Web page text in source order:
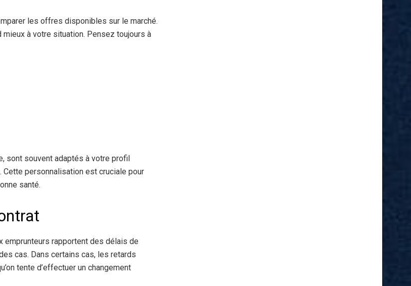
les offres disponibles sur le marché.
à votre situation. Pensez toujours à
sont souvent adaptés à votre profil
personnalisation est cruciale pour
santé.
emprunteurs rapportent des délais de
cas. Dans certains cas, les retards
tente d’effectuer un changement